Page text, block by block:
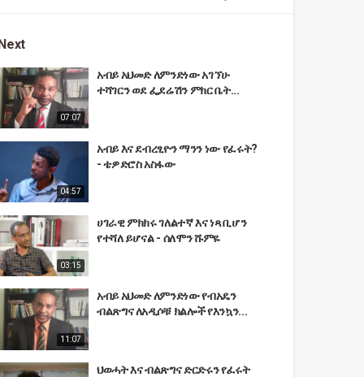
07:07
አብይ አህመድ ለምንድነው አገኘሁ
ተሻገርን ወደ ፌደሬሽን ምክር ቤት...
04:57
አብይ እና ደብረፂዮን ማንን ነው የፈሩት?
- ቴዎድሮስ አስፋው
03:15
ሀገራዊ ምክክሩ ገለልተኛ እና ነጻ ቢሆን
የተሻለ ይሆናል - ሰለሞን ሹምዬ
11:07
አብይ አህመድ ለምንድነው የብአዴን
ብልጽግና ለአዲሶቹ ክልሎች የእንኳን...
ህወሓት እና ብልጽግና ድርድሩን የፈሩት